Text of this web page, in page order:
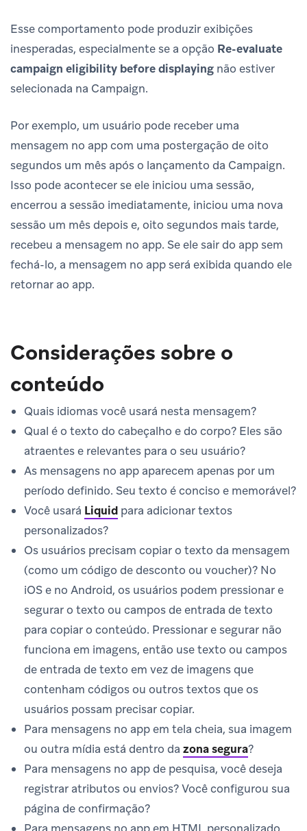
Esse comportamento pode produzir exibições
inesperadas, especialmente se a opção Re-evaluate
campaign eligibility before displaying não estiver
selecionada na Campaign.
Por exemplo, um usuário pode receber uma
mensagem no app com uma postergação de oito
segundos um mês após o lançamento da Campaign.
Isso pode acontecer se ele iniciou uma sessão,
encerrou a sessão imediatamente, iniciou uma nova
sessão um mês depois e, oito segundos mais tarde,
recebeu a mensagem no app. Se ele sair do app sem
fechá-lo, a mensagem no app será exibida quando ele
retornar ao app.
Considerações sobre o
conteúdo
Quais idiomas você usará nesta mensagem?
Qual é o texto do cabeçalho e do corpo? Eles são
atraentes e relevantes para o seu usuário?
As mensagens no app aparecem apenas por um
período definido. Seu texto é conciso e memorável?
Você usará Liquid para adicionar textos
personalizados?
Os usuários precisam copiar o texto da mensagem
(como um código de desconto ou voucher)? No
iOS e no Android, os usuários podem pressionar e
segurar o texto ou campos de entrada de texto
para copiar o conteúdo. Pressionar e segurar não
funciona em imagens, então use texto ou campos
de entrada de texto em vez de imagens que
contenham códigos ou outros textos que os
usuários possam precisar copiar.
Para mensagens no app em tela cheia, sua imagem
ou outra mídia está dentro da zona segura?
Para mensagens no app de pesquisa, você deseja
registrar atributos ou envios? Você configurou sua
página de confirmação?